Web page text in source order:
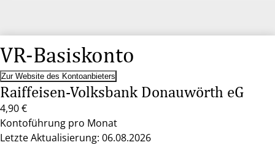
VR-Basiskonto
Zur Website des Kontoanbieters
Raiffeisen-Volksbank Donauwörth eG
4,90 €
Kontoführung pro Monat
Letzte Aktualisierung: 06.08.2026